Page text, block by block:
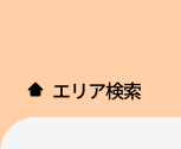
エリア検索